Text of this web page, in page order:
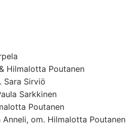
Hilmalotta Poutanen
Sara Sirviö
Sarkkinen
Poutanen
om. Hilmalotta Poutanen